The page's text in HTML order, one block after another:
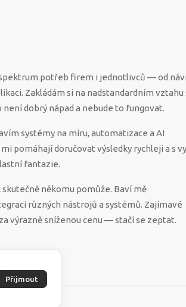
potřeb firem i jednotlivců — od
Zakládám si na nadstandardním vztahu
není dobrý nápad a nebude to fungovat.
systémy na míru, automatizace a AI
pomáhají doručovat výsledky rychleji a s
fantazie.
někomu pomůže. Baví mě
různých nástrojů a systémů. Zajímavé
výrazně sníženou cenu — stačí se zeptat.
Přijmout